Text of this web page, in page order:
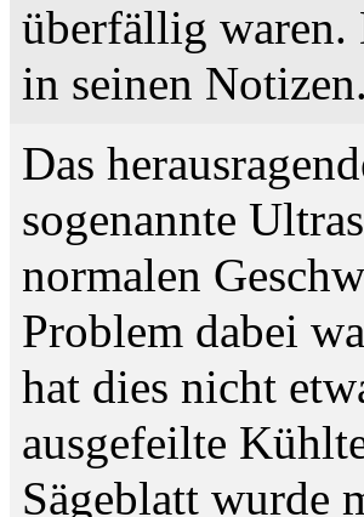
überfällig waren.
in seinen Notizen.
Das
sogenannte
normalen
Problem dabei
hat dies nicht
ausgefeilte
Sägeblatt wurde